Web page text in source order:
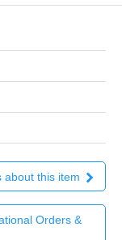
about this item
Orders &